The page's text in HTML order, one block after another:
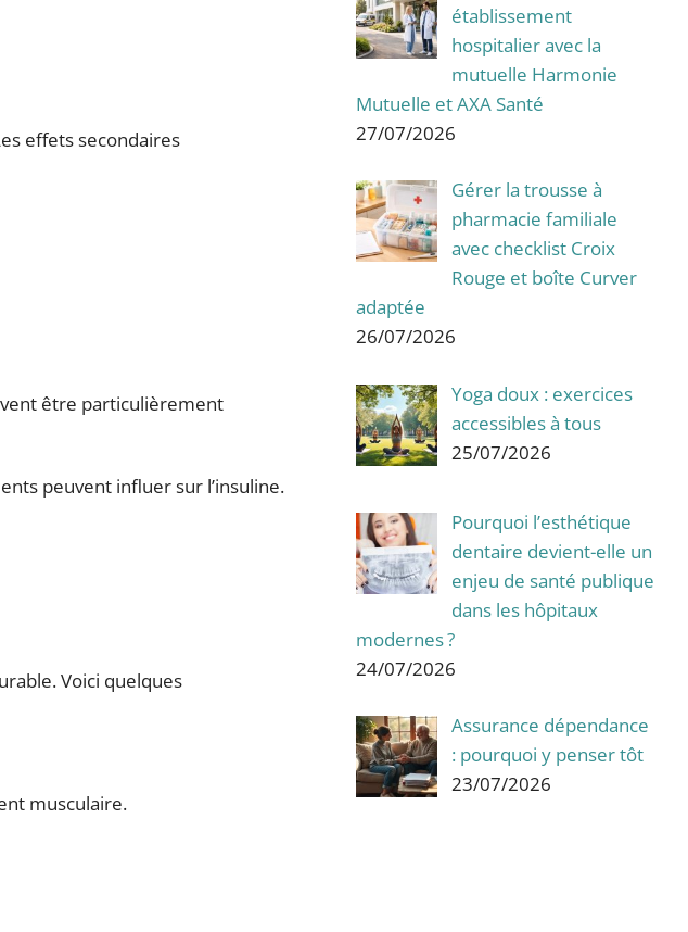
effets secondaires
être particulièrement
peuvent influer sur l’insuline.
Voici quelques
musculaire.
établissement
hospitalier avec la
mutuelle Harmonie
Mutuelle et AXA Santé
27/07/2026
Gérer la trousse à
pharmacie familiale
avec checklist Croix
Rouge et boîte Curver
adaptée
26/07/2026
Yoga doux : exercices
accessibles à tous
25/07/2026
Pourquoi l’esthétique
dentaire devient-elle un
enjeu de santé publique
dans les hôpitaux
modernes ?
24/07/2026
Assurance dépendance
: pourquoi y penser tôt
23/07/2026